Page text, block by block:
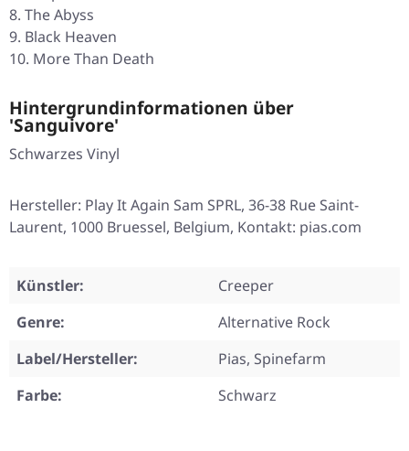
The Abyss
Black Heaven
More Than Death
Hintergrundinformationen über
'Sanguivore'
Schwarzes Vinyl
Hersteller: Play It Again Sam SPRL, 36-38 Rue Saint-
Laurent, 1000 Bruessel, Belgium, Kontakt: pias.com
Künstler:
Creeper
Genre:
Alternative Rock
Label/Hersteller:
Pias, Spinefarm
Farbe:
Schwarz